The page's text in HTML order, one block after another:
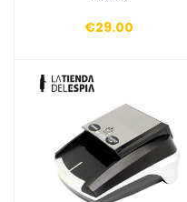
€29.00